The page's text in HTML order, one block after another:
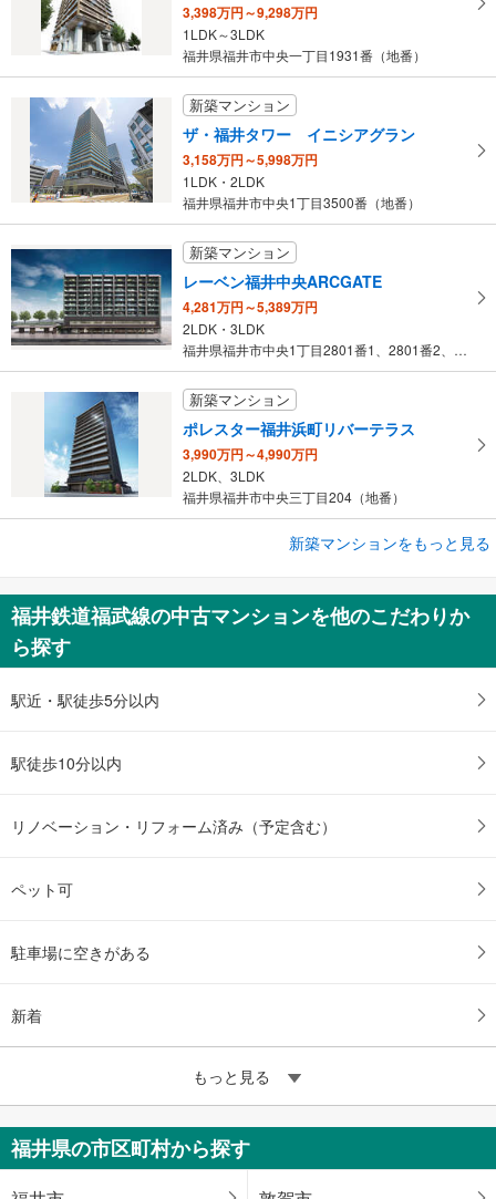
3,398万円～9,298万円
1LDK～3LDK
福井県福井市中央一丁目1931番（地番）
新築マンション
ザ・福井タワー イニシアグラン
3,158万円～5,998万円
1LDK・2LDK
福井県福井市中央1丁目3500番（地番）
新築マンション
レーベン福井中央ARCGATE
4,281万円～5,389万円
2LDK・3LDK
福井県福井市中央1丁目2801番1、2801番2、2802番、2…
新築マンション
ポレスター福井浜町リバーテラス
3,990万円～4,990万円
2LDK、3LDK
福井県福井市中央三丁目204（地番）
新築マンション
3,790万円
2LDK
新築マンションをもっと見る
福井鉄道福武線の中古マンションを他のこだわりか
ら探す
駅近・駅徒歩5分以内
駅徒歩10分以内
リノベーション・リフォーム済み（予定含む）
ペット可
駐車場に空きがある
新着
もっと見る
福井県の市区町村から探す